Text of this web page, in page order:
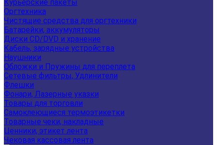
Курьерские пакеты
Оргтехника
Чистящие средства для оргтехники
Батарейки, аккумуляторы
Диски CD/DVD и хранение
Кабель, зарядные устройства
Наушники
Обложки и Пружины для переплета
Сетевые фильтры, Удлинители
Флешки
Фонари, Лазерные указки
Товары для торговли
Самоклеющиеся термоэтикетки
Товарные чеки, накладные
Ценники, этикет лента
Чековая кассовая лента